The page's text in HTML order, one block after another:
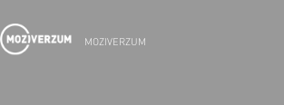
MOZIVERZUM